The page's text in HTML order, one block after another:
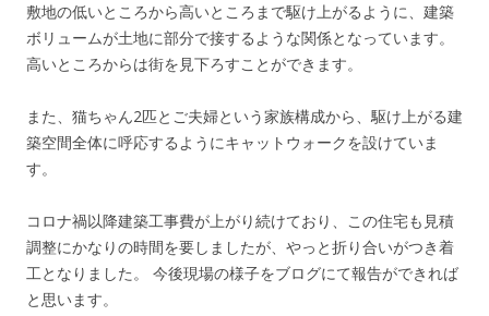
敷地の低いところから高いところまで駆け上がるように、建築
ボリュームが土地に部分で接するような関係となっています。
高いところからは街を見下ろすことができます。
また、猫ちゃん2匹とご夫婦という家族構成から、駆け上がる建
築空間全体に呼応するようにキャットウォークを設けていま
す。
コロナ禍以降建築工事費が上がり続けており、この住宅も見積
調整にかなりの時間を要しましたが、やっと折り合いがつき着
工となりました。 今後現場の様子をブログにて報告ができれば
と思います。